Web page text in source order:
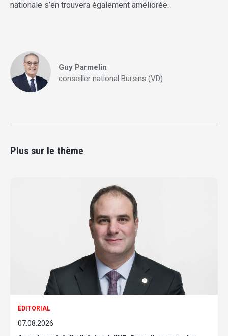
nationale s’en trouvera également améliorée.
Guy Parmelin
conseiller national Bursins (VD)
Plus sur le thème
ÉDITORIAL
07.08.2026